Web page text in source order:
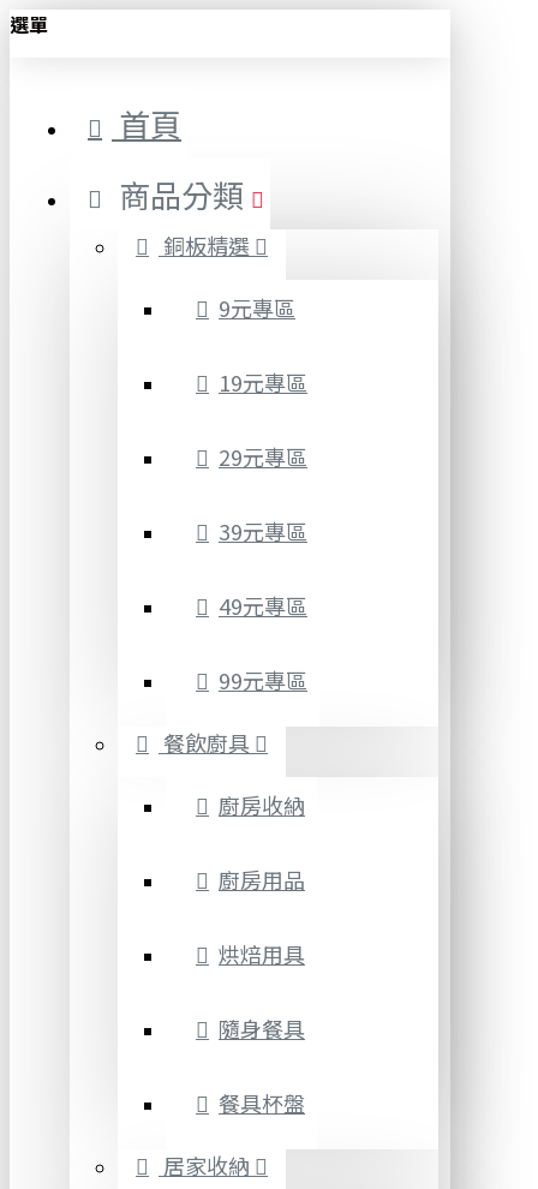
選單
首頁
商品分類
銅板精選
9元專區
19元專區
29元專區
39元專區
49元專區
99元專區
餐飲廚具
廚房收納
廚房用品
烘焙用具
隨身餐具
餐具杯盤
居家收納